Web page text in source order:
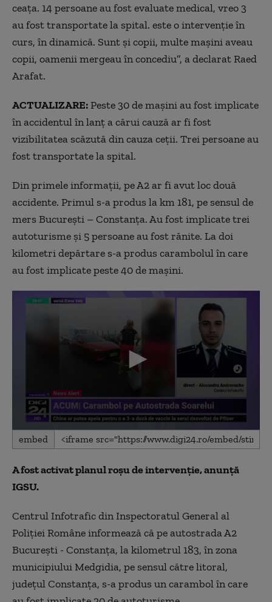
ceața. 14 persoane au fost evaluate medical, vreo 3
au fost transportate la spital. este o intervenție în
curs, în dinamică. Sunt și copii, multe mașini aveau
copii, oamenii mergeau în concediu”, a declarat Raed
Arafat.
ACTUALIZARE:Peste 30 de mașini au fost implicate
în accidentul în lanț a cărui cauză ar fi fost
vizibilitatea scăzută din cauza ceții. Trei persoane au
fost transportate la spital.
Din primele informații, pe A2 ar fi avut loc două
accidente. Primul s-a produs la km 181, pe sensul de
mers București – Constanța. Au fost implicate trei
autoturisme și 5 persoane au fost rănite. La doi
kilometri depărtare s-a produs carambolul în care
au fost implicate peste 40 de mașini.
seconds
minutes,
27
seconds
embed
A fost activat planul roşu de intervenţie, anunță
IGSU.
Centrul Infotrafic din Inspectoratul General al
Poliţiei Române informează că pe autostrada A2
Bucureşti - Constanţa, la kilometrul 183, în zona
municipiului Medgidia, pe sensul către litoral,
judeţul Constanţa, s-a produs un carambol în care